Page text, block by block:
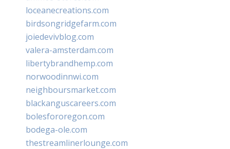
loceanecreations.com
birdsongridgefarm.com
joiedevivblog.com
valera-amsterdam.com
libertybrandhemp.com
norwoodinnwi.com
neighboursmarket.com
blackanguscareers.com
bolesfororegon.com
bodega-ole.com
thestreamlinerlounge.com